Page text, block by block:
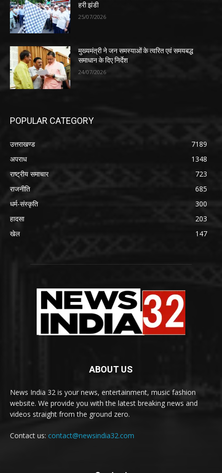
हरी झंडी
25/07/2026
मुख्यमंत्री ने जन समस्याओं के त्वरित एवं समयबद्ध
समाधान के दिए निर्देश
24/07/2026
POPULAR CATEGORY
उत्तराखण्ड
7189
अपराध
1348
राष्ट्रीय समाचार
723
राजनीति
685
धर्म-संस्कृति
300
हादसा
203
खेल
147
ABOUT US
News India 32 is your news, entertainment, music fashion
website. We provide you with the latest breaking news and
videos straight from the ground zero.
Contact us: contact@newsindia32.com